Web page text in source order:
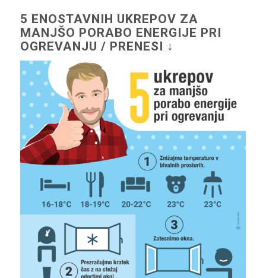
5 ENOSTAVNIH UKREPOV ZA
MANJŠO PORABO ENERGIJE PRI
OGREVANJU / PRENESI ↓